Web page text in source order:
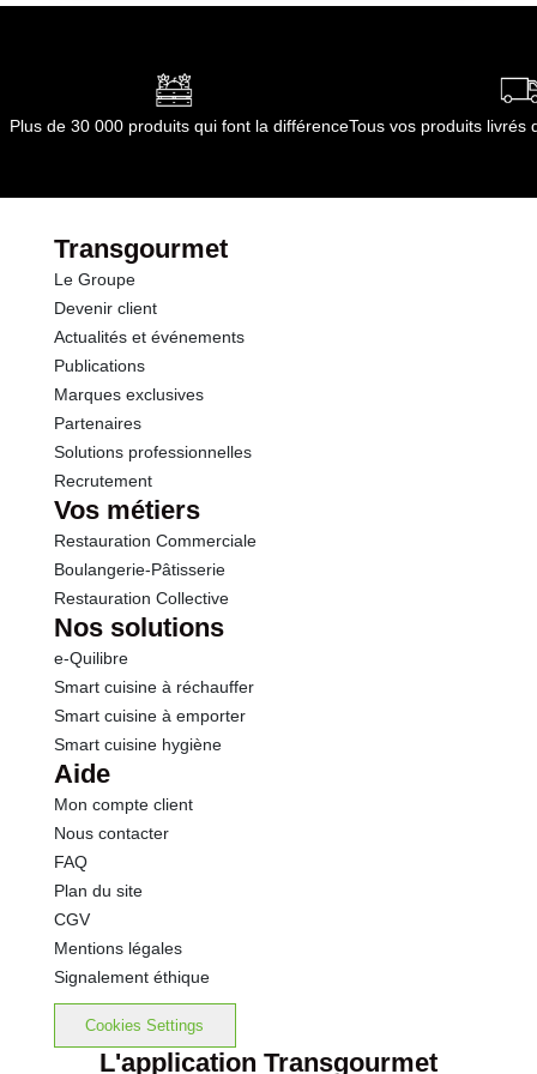
Glucides
Sel
Conditions de stockage après ouverture :à
Conformément aux informations transmises
par le(s) fournisseur(s) de Transgourmet
Plus de 30 000 produits qui font la différenceTous vos produits livrés
Transgourmet
Le Groupe
Devenir client
Actualités et événements
Publications
Marques exclusives
Partenaires
Solutions professionnelles
Recrutement
Vos métiers
Restauration Commerciale
Boulangerie-Pâtisserie
Restauration Collective
Nos solutions
e-Quilibre
Smart cuisine à réchauffer
Smart cuisine à emporter
Smart cuisine hygiène
Aide
Mon compte client
Nous contacter
FAQ
Plan du site
CGV
Mentions légales
Signalement éthique
Cookies Settings
L'application Transgourmet